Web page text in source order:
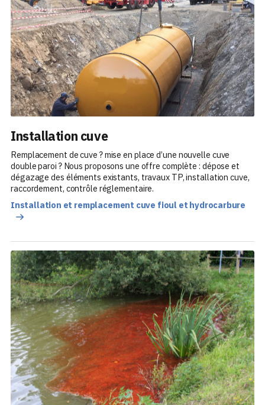
Installation cuve
Remplacement de cuve ? mise en place d’une nouvelle cuve
double paroi ? Nous proposons une offre complète : dépose et
dégazage des éléments existants, travaux TP, installation cuve,
raccordement, contrôle réglementaire.
Installation et remplacement cuve fioul et hydrocarbure